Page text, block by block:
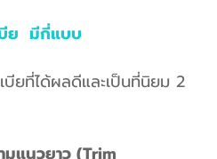
ย  มีกี่แบบ
บียที่ได้ผลดีและเป็นที่นิยม 2
แนวยาว (Trim